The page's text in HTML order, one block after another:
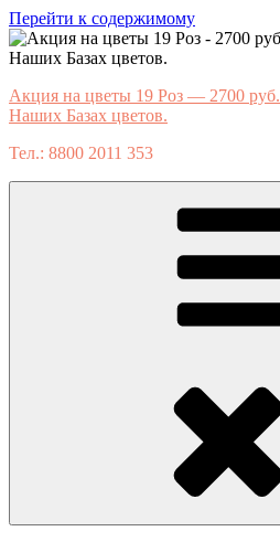
Перейти к содержимому
Акция на цветы 19 Роз — 2700
Наших Базах цветов.
Тел.: 8800 2011 353